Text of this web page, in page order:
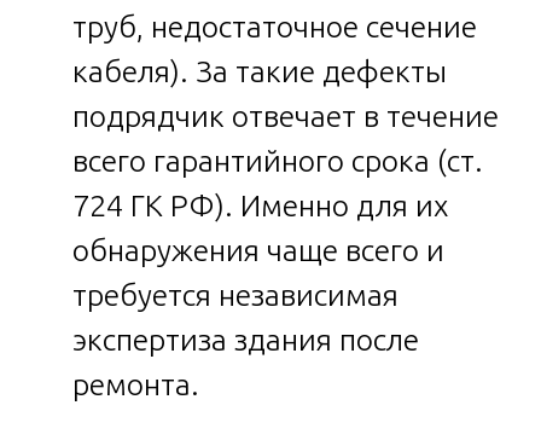
труб, недостаточное сечение
кабеля). За такие дефекты
подрядчик отвечает в течение
всего гарантийного срока (ст.
724 ГК РФ). Именно для их
обнаружения чаще всего и
требуется независимая
экспертиза здания после
ремонта.